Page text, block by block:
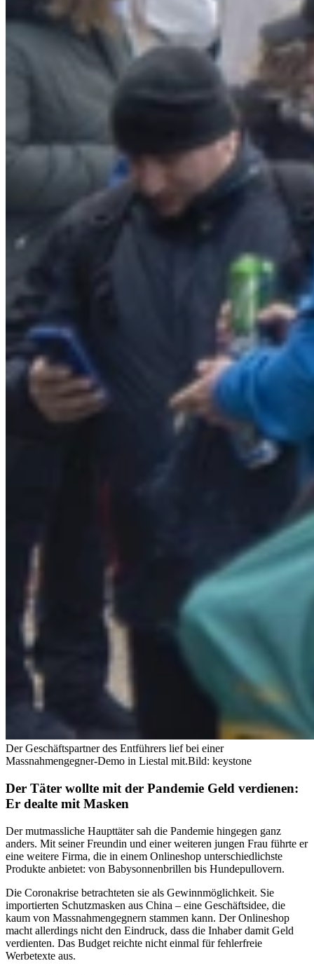
Der Geschäftspartner des Entführers lief bei einer
Massnahmengegner-Demo in Liestal mit.Bild: keystone
Der Täter wollte mit der Pandemie Geld verdienen:
Er dealte mit Masken
Der mutmassliche Haupttäter sah die Pandemie hingegen ganz
anders. Mit seiner Freundin und einer weiteren jungen Frau führte er
eine weitere Firma, die in einem Onlineshop unterschiedlichste
Produkte anbietet: von Babysonnenbrillen bis Hundepullovern.
Die Coronakrise betrachteten sie als Gewinnmöglichkeit. Sie
importierten Schutzmasken aus China – eine Geschäftsidee, die
kaum von Massnahmengegnern stammen kann. Der Onlineshop
macht allerdings nicht den Eindruck, dass die Inhaber damit Geld
verdienten. Das Budget reichte nicht einmal für fehlerfreie
Werbetexte aus.